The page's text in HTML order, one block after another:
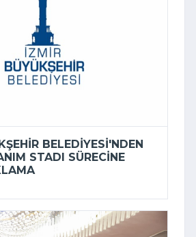
BELEDIYESI'NDEN
STADI SÜRECINE